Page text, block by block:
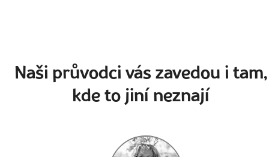
Naši průvodci vás zavedou i tam,
kde to jiní neznají